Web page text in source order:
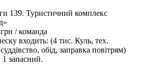
139. Туристичний комплекс
/ команда
входить: (4 тис. Куль, тех.
обід, заправка повітрям)
запасний.